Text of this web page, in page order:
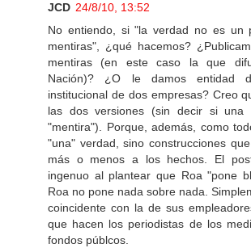
JCD 24/8/10, 13:52
No entiendo, si "la verdad no es un
mentiras", ¿qué hacemos?
mentiras (en este caso la que
Nación)? ¿O le damos entidad
institucional de dos empresas? Creo
las dos versiones (sin decir si una
"mentira"). Porque, además, como
"una" verdad, sino construcciones
más o menos a los hechos. El
ingenuo al plantear que Roa "pone
Roa no pone nada sobre nada.
coincidente con la de sus
que hacen los periodistas de los
fondos públcos.